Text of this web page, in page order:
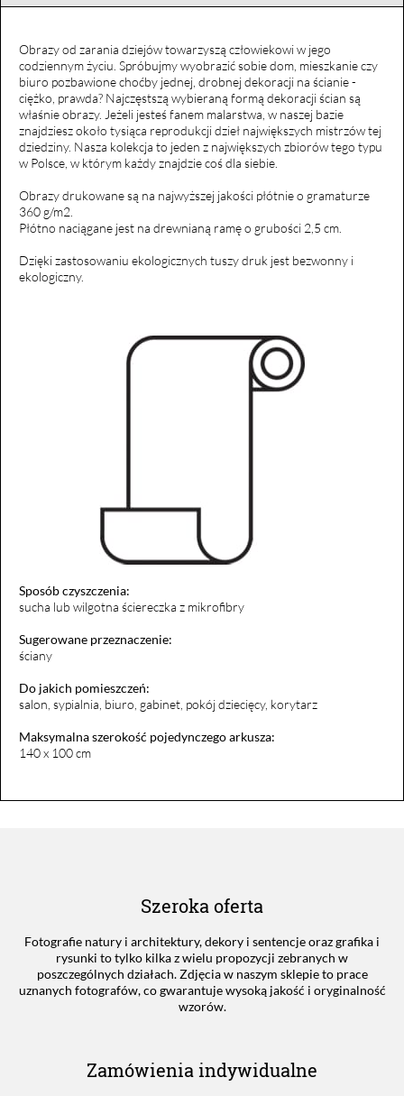
Obrazy od zarania dziejów towarzyszą człowiekowi w jego
codziennym życiu. Spróbujmy wyobrazić sobie dom, mieszkanie czy
biuro pozbawione choćby jednej, drobnej dekoracji na ścianie -
ciężko, prawda? Najczęstszą wybieraną formą dekoracji ścian są
właśnie obrazy. Jeżeli jesteś fanem malarstwa, w naszej bazie
znajdziesz około tysiąca reprodukcji dzieł największych mistrzów tej
dziedziny. Nasza kolekcja to jeden z największych zbiorów tego typu
w Polsce, w którym każdy znajdzie coś dla siebie.
Obrazy drukowane są na najwyższej jakości płótnie o gramaturze
360 g/m2.
Płótno naciągane jest na drewnianą ramę o grubości 2,5 cm.
Dzięki zastosowaniu ekologicznych tuszy druk jest bezwonny i
ekologiczny.
Sposób czyszczenia:
sucha lub wilgotna ściereczka z mikrofibry
Sugerowane przeznaczenie:
ściany
Do jakich pomieszczeń:
salon, sypialnia, biuro, gabinet, pokój dziecięcy, korytarz
Maksymalna szerokość pojedynczego arkusza:
140 x 100 cm
Szeroka oferta
Fotografie natury i architektury, dekory i sentencje oraz grafika i
rysunki to tylko kilka z wielu propozycji zebranych w
poszczególnych działach. Zdjęcia w naszym sklepie to prace
uznanych fotografów, co gwarantuje wysoką jakość i oryginalność
wzorów.
Zamówienia indywidualne